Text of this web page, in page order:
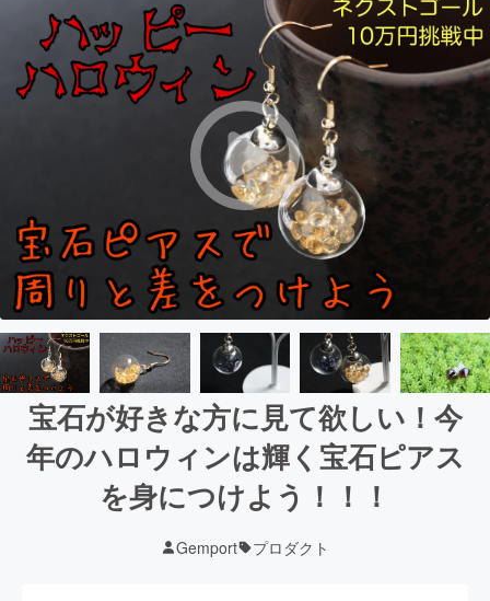
宝石が好きな方に見て欲しい！今
年のハロウィンは輝く宝石ピアス
を身につけよう！！！
Gemport プロダクト